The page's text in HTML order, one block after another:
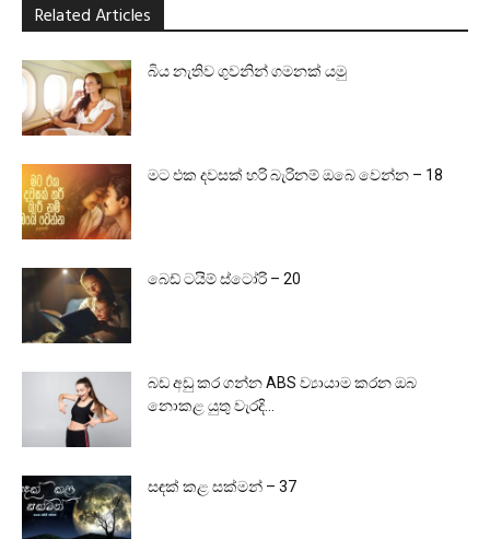
Related Articles
බිය නැතිව ගුවනින් ගමනක් යමු
මට එක දවසක් හරි බැරිනම් ඔබෙ වෙන්න – 18
බෙඩ් ටයිම් ස්ටෝරි – 20
බඩ අඩු කර ගන්න ABS ව්‍යායාම කරන ඔබ
නොකළ යුතු වැරදි...
සඳක් කළ සක්මන් – 37